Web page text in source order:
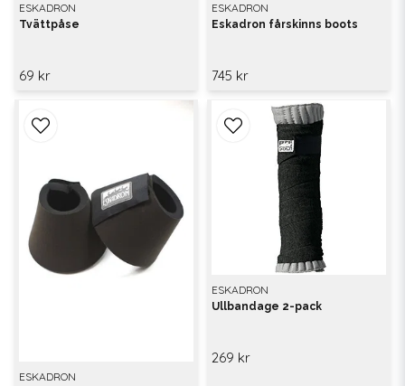
ESKADRON
Tvättpåse
69 kr
ESKADRON
Eskadron fårskinns boots
745 kr
ESKADRON
ESKADRON
Ullbandage 2-pack
269 kr